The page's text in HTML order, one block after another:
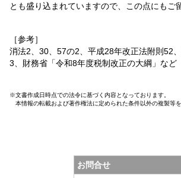
とも盛り込まれていますので、この点にもご
［参考］
消法2、30、57の2、平成28年改正法附則52
3、財務省「令和8年度税制改正の大綱」など
※文書作成日時点での法令に基づく内容となっております。
本情報の転載および著作権法に定められた条件以外の複製等を
お問合せ